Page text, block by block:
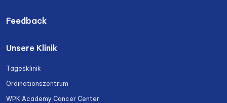
Feedback
Unsere Klinik
Tagesklinik
Ordinationszentrum
WPK Academy Cancer Center